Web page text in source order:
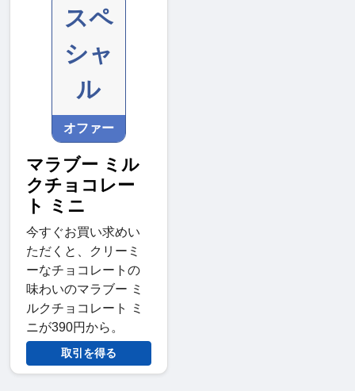
スペ
シャ
ル
オファー
マラブー ミル
クチョコレー
ト ミニ
今すぐお買い求めい
ただくと、クリーミ
ーなチョコレートの
味わいのマラブー ミ
ルクチョコレート ミ
ニが390円から。
取引を得る